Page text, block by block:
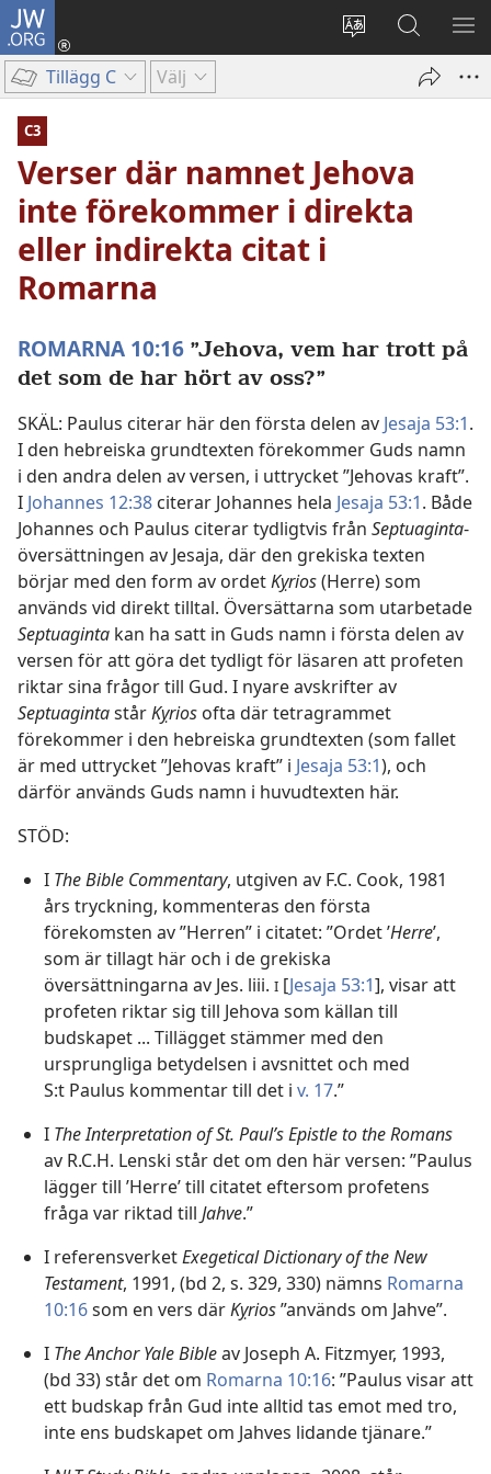
JW.ORG
Ändra
webbplatsens
språk
Logga
Sök
på
jw.org
Tillägg C Välj
C3
Verser där namnet Jehova
inte förekommer i direkta
eller indirekta citat i
Romarna
ROMARNA 10:16 ”Jehova, vem har trott på
det som de har hört av oss?”
SKÄL: Paulus citerar här den första delen av Jesaja 53:1.
I den hebreiska grundtexten förekommer Guds namn
i den andra delen av versen, i uttrycket ”Jehovas kraft”.
I Johannes 12:38 citerar Johannes hela Jesaja 53:1. Både
Johannes och Paulus citerar tydligtvis från Septuaginta-
översättningen av Jesaja, där den grekiska texten
börjar med den form av ordetKỵrios(Herre) som
används vid direkt tilltal. Översättarna som utarbetade
Septuaginta kan ha satt in Guds namn i första delen av
versen för att göra det tydligt för läsaren att profeten
riktar sina frågor till Gud. I nyare avskrifter av
SeptuagintastårKỵrios ofta där tetragrammet
förekommer i den hebreiska grundtexten (som fallet
är med uttrycket ”Jehovas kraft” i Jesaja 53:1), och
därför används Guds namn i huvudtexten här.
STÖD:
I The Bible Commentary, utgiven av F.C. Cook, 1981
års tryckning, kommenteras den första
förekomsten av ”Herren” i citatet: ”Ordet ’Herre’,
som är tillagt här och i de grekiska
översättningarna av Jes. liii. I [Jesaja 53:1], visar att
profeten riktar sig till Jehova som källan till
budskapet ... Tillägget stämmer med den
ursprungliga betydelsen i avsnittet och med
S:t Paulus kommentar till det i v. 17.”
I The Interpretation of St. Paul’s Epistle to the Romans
av R.C.H. Lenski står det om den här versen: ”Paulus
lägger till ’Herre’ till citatet eftersom profetens
fråga var riktad till Jahve.”
I referensverketExegetical Dictionary of the New
Testament, 1991, (bd 2, s. 329, 330) nämns Romarna
10:16som en vers därKỵrios”används om Jahve”.
I The Anchor Yale Bibleav Joseph A. Fitzmyer, 1993,
(bd 33) står det om Romarna 10:16: ”Paulus visar att
ett budskap från Gud inte alltid tas emot med tro,
inte ens budskapet om Jahves lidande tjänare.”